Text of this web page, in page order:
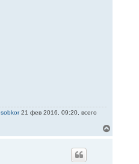
sobkor21 фев 2016, 09:20, всего
е